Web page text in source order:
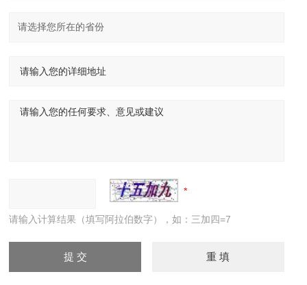
请输入计算结果（填写阿拉伯数字），如：三加四=7